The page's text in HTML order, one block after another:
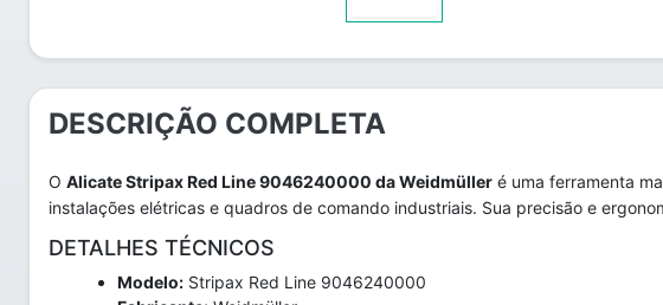
DESCRIÇÃO COMPLETA
O Alicate Stripax Red Line 9046240000 da Weidmüller é uma ferramenta
instalações elétricas e quadros de comando industriais. Sua precisão e
DETALHES TÉCNICOS
Modelo: Stripax Red Line 9046240000